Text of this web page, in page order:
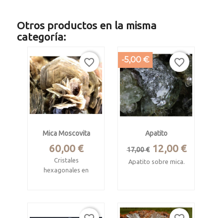
Otros productos en la misma
categoría:
Mica Moscovita
Precio
60,00 €
Cristales
hexagonales en
favorite_border
Apatito
Precio
base
17,00 € Precio
12,00 €
Apatito sobre mica.
Pieza de 5.5 x 4.5 x
-5,00 € favorite_border